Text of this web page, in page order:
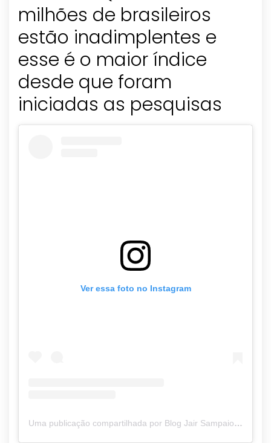
milhões de brasileiros
estão inadimplentes e
esse é o maior índice
desde que foram
iniciadas as pesquisas
Ver essa foto no Instagram
Uma publicação compartilhada por Blog Jair Sampaio (@blogjairsampaio_)